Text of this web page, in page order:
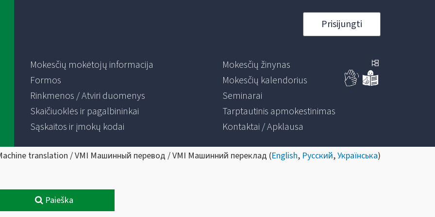
Prisijungti
Mokesčių mokėtojų informacija
Formos
Rinkmenos / Atviri duomenys
Skaičiuoklės ir pagalbininkai
Sąskaitos ir įmokų kodai
Mokesčių žinynas
Mokesčių kalendorius
Seminarai
Tarptautinis apmokestinimas
Kontaktai / Apklausa
translation / VMI Машинный перевод / VMI Машинний переклад (English, Русский,Українська)
Paieška